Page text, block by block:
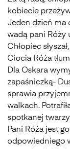
kobiecie
Jeden dzień ma
wadą pani Róży
Chłopiec
Ciocia Róża
Dla Oskara
zapaśniczką-
sprawia
walkach.
spotkanej
Pani Róża jest
odpowiedniego